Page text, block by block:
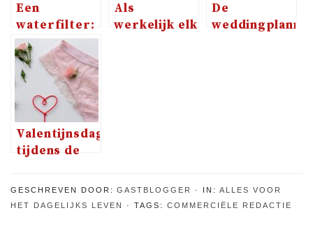
Een
waterfilter:
Onzinnig of
helemaal
logisch?
Als
werkelijk elk
De
Valentijnsdag
tijdens de
GESCHREVEN DOOR: GASTBLOGGER IN: ALLES VOOR
HET DAGELIJKS LEVEN
TAGS: COMMERCIËLE REDACTIE